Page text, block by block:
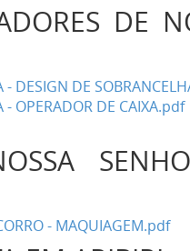
DE
DESIGN DE
OPERADOR DE CAIXA.pdf
- MAQUIAGEM.pdf